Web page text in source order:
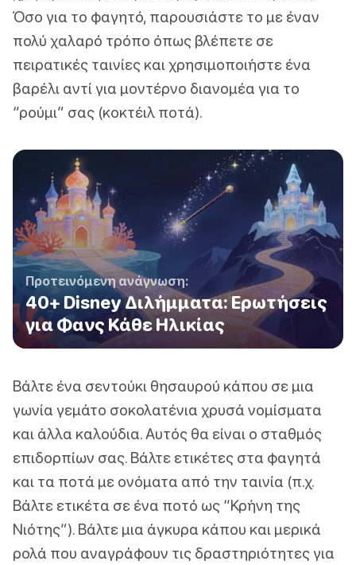
Όσο για το φαγητό, παρουσιάστε το με έναν
πολύ χαλαρό τρόπο όπως βλέπετε σε
πειρατικές ταινίες και χρησιμοποιήστε ένα
βαρέλι αντί για μοντέρνο διανομέα για το
“ρούμι” σας (κοκτέιλ ποτά).
Προτεινόμενη ανάγνωση:
40+ Disney Διλήμματα: Ερωτήσεις
για Φανς Κάθε Ηλικίας
Βάλτε ένα σεντούκι θησαυρού κάπου σε μια
γωνία γεμάτο σοκολατένια χρυσά νομίσματα
και άλλα καλούδια. Αυτός θα είναι ο σταθμός
επιδορπίων σας. Βάλτε ετικέτες στα φαγητά
και τα ποτά με ονόματα από την ταινία (π.χ.
Βάλτε ετικέτα σε ένα ποτό ως “Κρήνη της
Νιότης”). Βάλτε μια άγκυρα κάπου και μερικά
ρολά που αναγράφουν τις δραστηριότητες για